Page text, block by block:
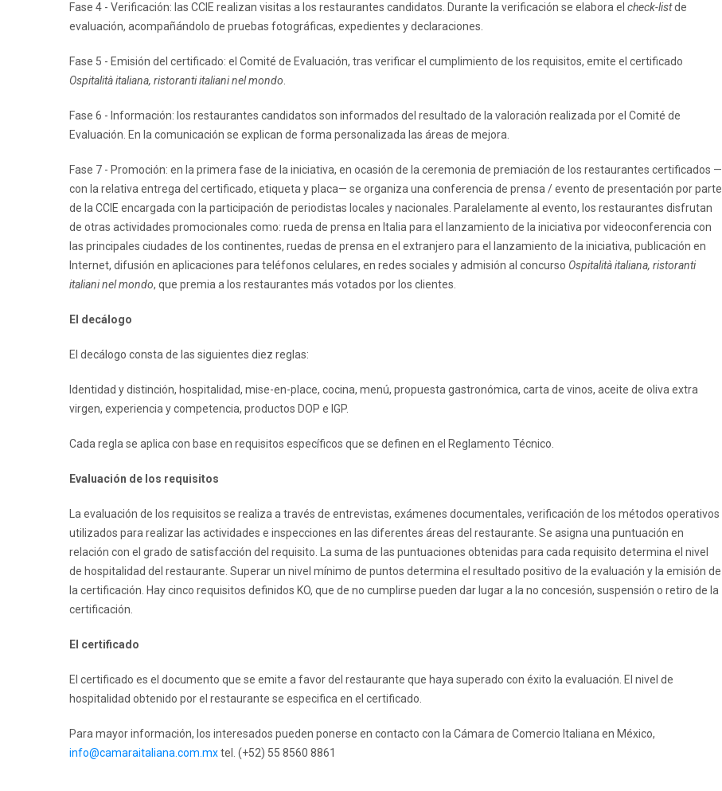
Fase 4 - Verificación: las CCIE realizan visitas a los restaurantes candidatos. Durante la verificación se elabora el check-listde
evaluación, acompañándolo de pruebas fotográficas, expedientes y declaraciones.
Fase 5 - Emisión del certificado: el Comité de Evaluación, tras verificar el cumplimiento de los requisitos, emite el certificado
Ospitalità italiana, ristoranti italiani nel mondo
Fase 6 - Información: los restaurantes candidatos son informados del resultado de la valoración realizada por el Comité de
Evaluación. En la comunicación se explican de forma personalizada las áreas de mejora.
Fase 7 - Promoción: en la primera fase de la iniciativa, en ocasión de la ceremonia de premiación de los restaurantes certificados —
con la relativa entrega del certificado, etiqueta y placa— se organiza una conferencia de prensa / evento de presentación por parte
de la CCIE encargada con la participación de periodistas locales y nacionales. Paralelamente al evento, los restaurantes disfrutan
de otras actividades promocionales como: rueda de prensa en Italia para el lanzamiento de la iniciativa por videoconferencia con
las principales ciudades de los continentes, ruedas de prensa en el extranjero para el lanzamiento de la iniciativa, publicación en
Internet, difusión en aplicaciones para teléfonos celulares, en redes sociales y admisión al concurso Ospitalità italiana, ristoranti
italiani nel mondo, que premia a los restaurantes más votados por los clientes.
El decálogo
El decálogo consta de las siguientes diez reglas:
Identidad y distinción, hospitalidad, mise-en-place, cocina, menú, propuesta gastronómica, carta de vinos, aceite de oliva extra
virgen, experiencia y competencia, productos DOP e IGP.
Cada regla se aplica con base en requisitos específicos que se definen en el Reglamento Técnico.
Evaluación de los requisitos
La evaluación de los requisitos se realiza a través de entrevistas, exámenes documentales, verificación de los métodos operativos
utilizados para realizar las actividades e inspecciones en las diferentes áreas del restaurante. Se asigna una puntuación en
relación con el grado de satisfacción del requisito. La suma de las puntuaciones obtenidas para cada requisito determina el nivel
de hospitalidad del restaurante. Superar un nivel mínimo de puntos determina el resultado positivo de la evaluación y la emisión de
la certificación. Hay cinco requisitos definidos KO, que de no cumplirse pueden dar lugar a la no concesión, suspensión o retiro de la
certificación.
El certificado
El certificado es el documento que se emite a favor del restaurante que haya superado con éxito la evaluación. El nivel de
hospitalidad obtenido por el restaurante se especifica en el certificado.
Para mayor información, los interesados pueden ponerse en contacto con la Cámara de Comercio Italiana en México,
info@camaraitaliana.com.mxtel. (+52) 55 8560 8861